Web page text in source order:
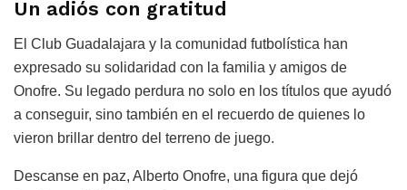
Un adiós con gratitud
El Club Guadalajara y la comunidad futbolística han
expresado su solidaridad con la familia y amigos de
Onofre. Su legado perdura no solo en los títulos que ayudó
a conseguir, sino también en el recuerdo de quienes lo
vieron brillar dentro del terreno de juego.
Descanse en paz, Alberto Onofre, una figura que dejó